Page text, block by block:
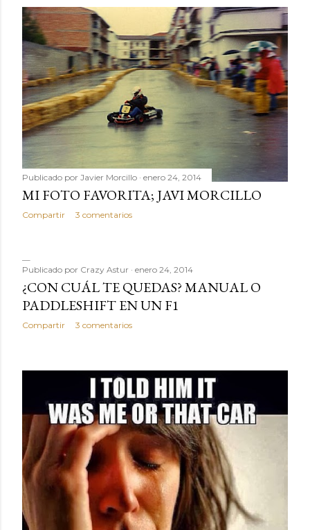
Publicado por Javier Morcillo enero 24, 2014
MI FOTO FAVORITA; JAVI MORCILLO
Compartir 3 comentarios
Publicado por Crazy Astur enero 24, 2014
¿CON CUÁL TE QUEDAS? MANUAL O
PADDLESHIFT EN UN F1
Compartir 3 comentarios